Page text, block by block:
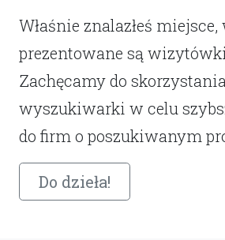
Właśnie znalazłeś
prezentowane są
Zachęcamy do
wyszukiwarki w celu
do firm o poszukiwanym
Do dzieła!